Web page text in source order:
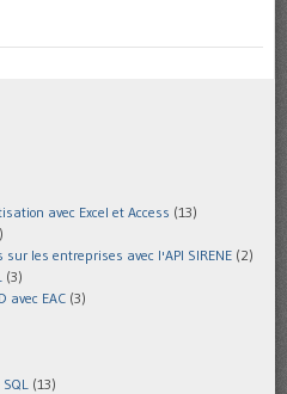
avec Excel et Access (13)
les entreprises avec l'API SIRENE (2)
(3)
avec EAC (3)
(13)